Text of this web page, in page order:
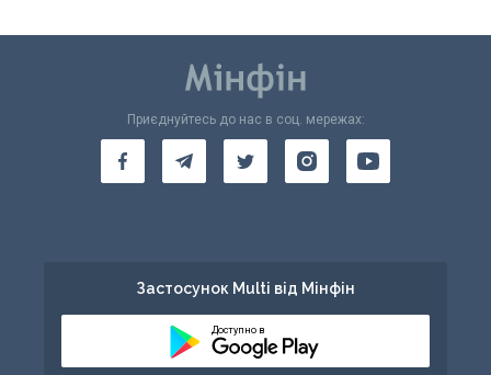
Приєднуйтесь до нас в соц. мережах:
Застосунок Multi від Мінфін
Доступно в